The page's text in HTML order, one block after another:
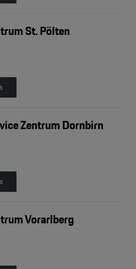
St. Pölten
Zentrum Dornbirn
Vorarlberg